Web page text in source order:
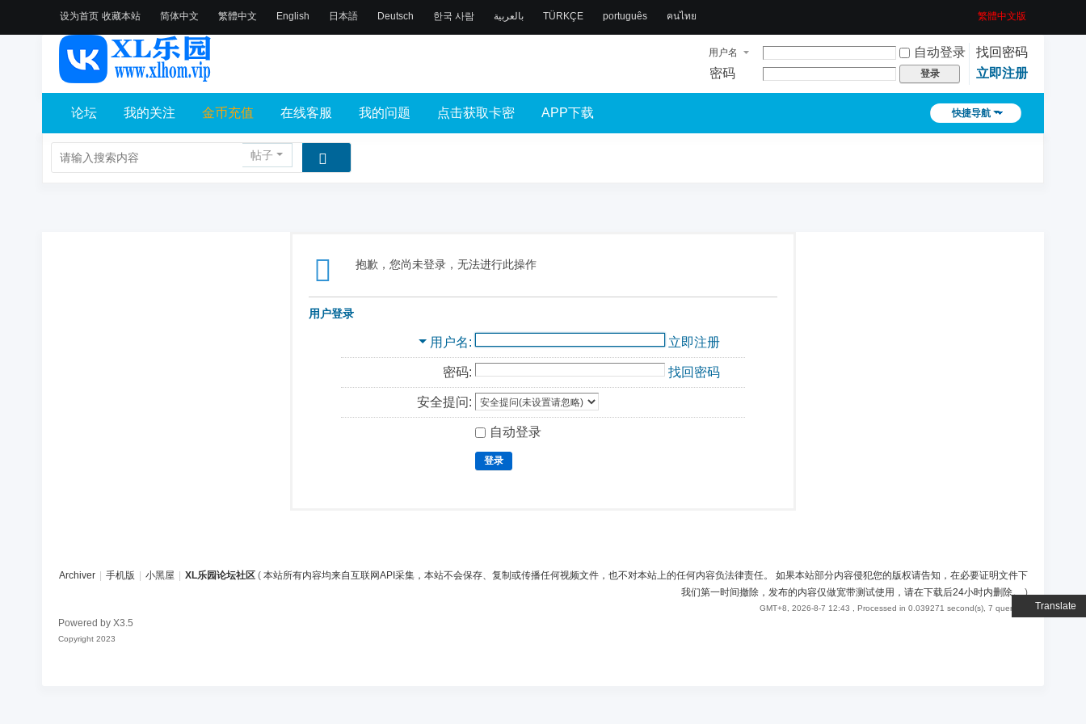
设为首页 收藏本站
Translate
简体中文 繁體中文 English 日本語 Deutsch 한국 사람 بالعربية TÜRKÇE português คนไทย 繁體中文版
用户名 自动登录
找回密码
密码
登录 立即注册
快捷导航
论坛 我的关注 金币充值 在线客服 我的问题 点击获取卡密 APP下载
帖子
抱歉，您尚未登录，无法进行此操作
用户登录
用户名 立即注册
密码: 找回密码
安全提问:
自动登录
登录
Archiver 手机版 小黑屋 XL乐园论坛社区 ( 本站所有内容均来自互联网API采集，本站不会保存、复制或传播任何视频文件，也不对本站上的任何内容负法律责任。 如果本站部分内容侵犯您的版权请告知，在必要证明文件下
我们第一时间撤除，发布的内容仅做宽带测试使用，请在下载后24小时内删除。)
GMT+8, 2026-8-7 12:43 , Processed in 0.039271 second(s), 7 queries .
Powered by X3.5
Copyright 2023